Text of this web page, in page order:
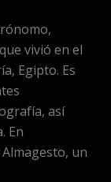
vivió en el
Egipto. Es
así
En
un